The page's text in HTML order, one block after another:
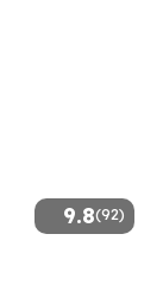
9.8(92)